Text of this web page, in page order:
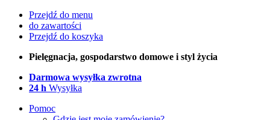
Przejdź do menu
do zawartości
Przejdź do koszyka
Pielęgnacja, gospodarstwo domowe i styl życia
Darmowa wysyłka zwrotna
24 h Wysyłka
Pomoc